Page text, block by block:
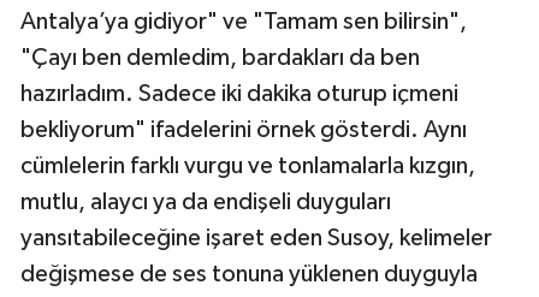
Antalya’ya gidiyor" ve "Tamam sen bilirsin",
"Çayı ben demledim, bardakları da ben
hazırladım. Sadece iki dakika oturup içmeni
bekliyorum" ifadelerini örnek gösterdi. Aynı
cümlelerin farklı vurgu ve tonlamalarla kızgın,
mutlu, alaycı ya da endişeli duyguları
yansıtabileceğine işaret eden Susoy, kelimeler
değişmese de ses tonuna yüklenen duyguyla